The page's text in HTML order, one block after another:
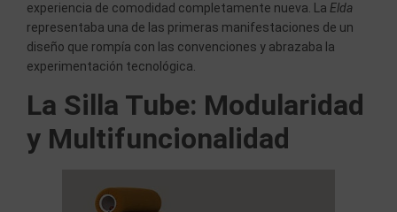
experiencia de comodidad completamente nueva. La Elda
representaba una de las primeras manifestaciones de un
diseño que rompía con las convenciones y abrazaba la
experimentación tecnológica.
La Silla Tube: Modularidad
y Multifuncionalidad